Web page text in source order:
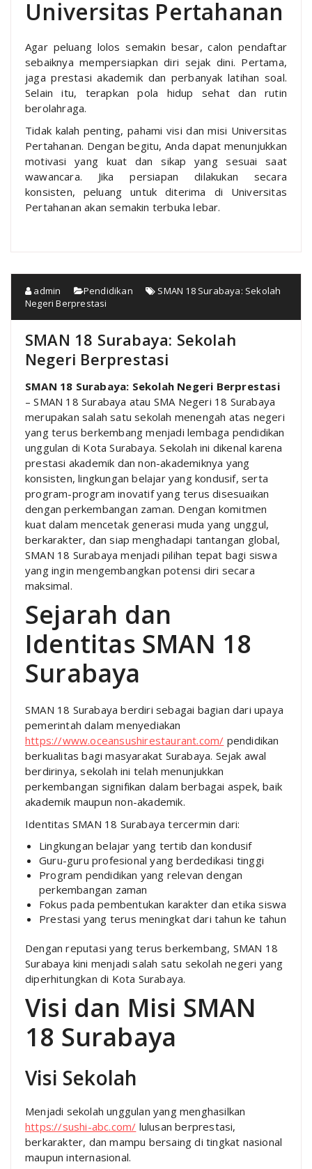
Universitas Pertahanan
Agar peluang lolos semakin besar, calon pendaftar
sebaiknya mempersiapkan diri sejak dini. Pertama,
jaga prestasi akademik dan perbanyak latihan soal.
Selain itu, terapkan pola hidup sehat dan rutin
berolahraga.
Tidak kalah penting, pahami visi dan misi Universitas
Pertahanan. Dengan begitu, Anda dapat menunjukkan
motivasi yang kuat dan sikap yang sesuai saat
wawancara. Jika persiapan dilakukan secara
konsisten, peluang untuk diterima di Universitas
Pertahanan akan semakin terbuka lebar.
admin Pendidikan
SMAN 18 Surabaya: Sekolah
Negeri Berprestasi
SMAN 18 Surabaya: Sekolah
Negeri Berprestasi
SMAN 18 Surabaya: Sekolah Negeri Berprestasi
– SMAN 18 Surabaya atau SMA Negeri 18 Surabaya
merupakan salah satu sekolah menengah atas negeri
yang terus berkembang menjadi lembaga pendidikan
unggulan di Kota Surabaya. Sekolah ini dikenal karena
prestasi akademik dan non-akademiknya yang
konsisten, lingkungan belajar yang kondusif, serta
program-program inovatif yang terus disesuaikan
dengan perkembangan zaman. Dengan komitmen
kuat dalam mencetak generasi muda yang unggul,
berkarakter, dan siap menghadapi tantangan global,
SMAN 18 Surabaya menjadi pilihan tepat bagi siswa
yang ingin mengembangkan potensi diri secara
maksimal.
Sejarah dan
Identitas SMAN 18
Surabaya
SMAN 18 Surabaya berdiri sebagai bagian dari upaya
pemerintah dalam menyediakan
https://www.oceansushirestaurant.com/ pendidikan
berkualitas bagi masyarakat Surabaya. Sejak awal
berdirinya, sekolah ini telah menunjukkan
perkembangan signifikan dalam berbagai aspek, baik
akademik maupun non-akademik.
Identitas SMAN 18 Surabaya tercermin dari:
Lingkungan belajar yang tertib dan kondusif
Guru-guru profesional yang berdedikasi tinggi
Program pendidikan yang relevan dengan
perkembangan zaman
Fokus pada pembentukan karakter dan etika siswa
Prestasi yang terus meningkat dari tahun ke tahun
Dengan reputasi yang terus berkembang, SMAN 18
Surabaya kini menjadi salah satu sekolah negeri yang
diperhitungkan di Kota Surabaya.
Visi dan Misi SMAN
18 Surabaya
Visi Sekolah
Menjadi sekolah unggulan yang menghasilkan
https://sushi-abc.com/ lulusan berprestasi,
berkarakter, dan mampu bersaing di tingkat nasional
maupun internasional.